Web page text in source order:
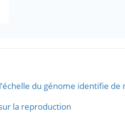
du génome identifie
la reproduction